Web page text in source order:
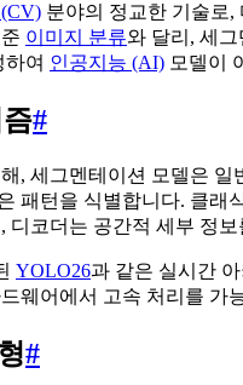
분야의 정교한 기술로,
이미지 분류와 달리, 세
여 인공지능 (AI) 모델이
#
, 세그멘테이션 모델은 일
패턴을 식별합니다. 클래
디코더는 공간적 세부 정
YOLO26과 같은 실시간
웨어에서 고속 처리를 가
#